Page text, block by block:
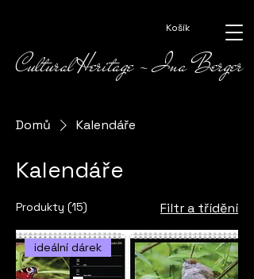
Cultural Heritage - Ina Berger
Košík
Domů Kalendáře
Kalendáře
Produkty (15) Filtr a třídění
ideální dárek